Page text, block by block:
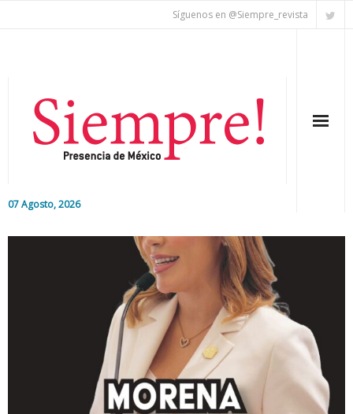
Síguenos en @Siempre_revista
07 Agosto, 2026
Colaboradores
Internacional